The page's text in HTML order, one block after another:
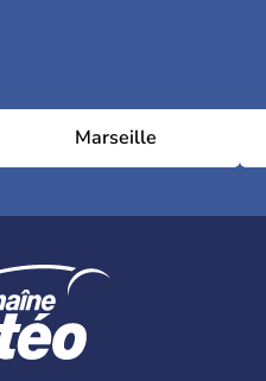
Marseille